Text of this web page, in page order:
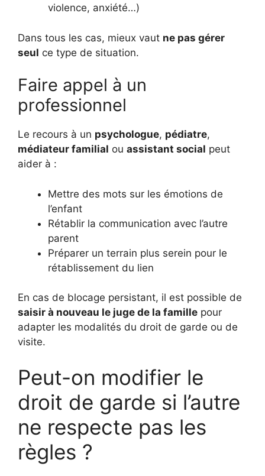
violence, anxiété…)
Dans tous les cas, mieux vaut ne pas gérer
seul ce type de situation.
Faire appel à un
professionnel
Le recours à un psychologue, pédiatre,
médiateur familial ou assistant social peut
aider à :
Mettre des mots sur les émotions de
l’enfant
Rétablir la communication avec l’autre
parent
Préparer un terrain plus serein pour le
rétablissement du lien
En cas de blocage persistant, il est possible de
saisir à nouveau le juge de la famille pour
adapter les modalités du droit de garde ou de
visite.
Peut-on modifier le
droit de garde si l’autre
ne respecte pas les
règles ?